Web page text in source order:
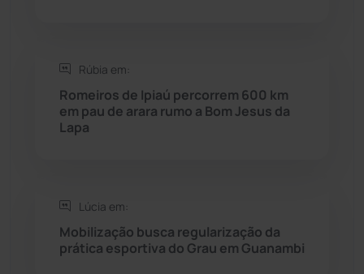
Sudoeste Baiano
Tanhaçu (426)
Tecnologia
Urandi (157)
Rúbia em:
Romeiros de Ipiaú percorrem 600 km
em pau de arara rumo a Bom Jesus da
Lapa
Lúcia em:
Mobilização busca regularização da
prática esportiva do Grau em Guanambi